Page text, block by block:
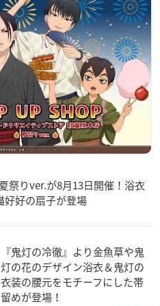
祭りver.が8月13日開催！浴衣
好好の扇子が登場
『鬼灯の冷徹』より金魚草や鬼
灯の花のデザイン浴衣＆鬼灯の
衣装の腰元をモチーフにした帯
留めが登場！